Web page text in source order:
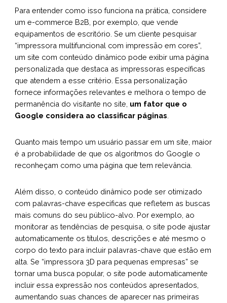
Para entender como isso funciona na prática, considere
um e-commerce B2B, por exemplo, que vende
equipamentos de escritório. Se um cliente pesquisar
“impressora multifuncional com impressão em cores”,
um site com conteúdo dinâmico pode exibir uma página
personalizada que destaca as impressoras específicas
que atendem a esse critério. Essa personalização
fornece informações relevantes e melhora o tempo de
permanência do visitante no site, um fator que o
Google considera ao classificar páginas
Quanto mais tempo um usuário passar em um site, maior
é a probabilidade de que os algoritmos do Google o
reconheçam como uma página que tem relevância.
Além disso, o conteúdo dinâmico pode ser otimizado
com palavras-chave específicas que refletem as buscas
mais comuns do seu público-alvo. Por exemplo, ao
monitorar as tendências de pesquisa, o site pode ajustar
automaticamente os títulos, descrições e até mesmo o
corpo do texto para incluir palavras-chave que estão em
alta. Se “impressora 3D para pequenas empresas” se
tornar uma busca popular, o site pode automaticamente
incluir essa expressão nos conteúdos apresentados,
aumentando suas chances de aparecer nas primeiras